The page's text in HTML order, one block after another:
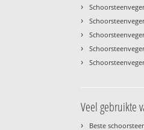
›
›
›
›
›
Veel gebruikte
› Beste